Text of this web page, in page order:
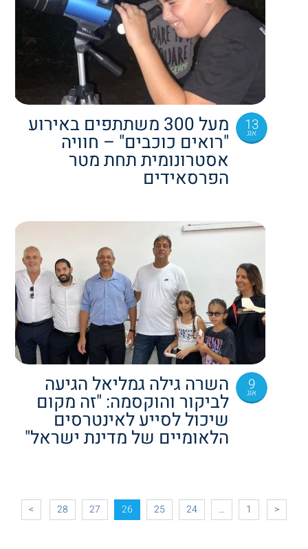
13
אוג מעל 300 משתתפים באירוע
"רואים כוכבים" – חוויה
אסטרונומית תחת מטר
הפרסאידים
9
אוג השרה גילה גמליאל הגיעה
לביקור והוקסמה: "זה מקום
שיכול לסייע לאינטרסים
הלאומיים של מדינת ישראל"
<
1
…
24
25
26
27
28
>